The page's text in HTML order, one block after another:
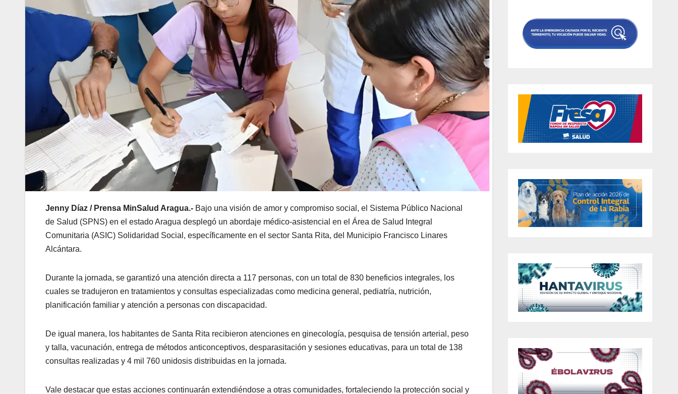
Jenny Díaz / Prensa MinSalud Aragua.- Bajo una visión de amor y compromiso social, el Sistema Público Nacional
de Salud (SPNS) en el estado Aragua desplegó un abordaje médico-asistencial en el Área de Salud Integral
Comunitaria (ASIC) Solidaridad Social, específicamente en el sector Santa Rita, del Municipio Francisco Linares
Alcántara.
Durante la jornada, se garantizó una atención directa a 117 personas, con un total de 830 beneficios integrales, los
cuales se tradujeron en tratamientos y consultas especializadas como medicina general, pediatría, nutrición,
planificación familiar y atención a personas con discapacidad.
De igual manera, los habitantes de Santa Rita recibieron atenciones en ginecología, pesquisa de tensión arterial, peso
y talla, vacunación, entrega de métodos anticonceptivos, desparasitación y sesiones educativas, para un total de 138
consultas realizadas y 4 mil 760 unidosis distribuidas en la jornada.
Vale destacar que estas acciones continuarán extendiéndose a otras comunidades, fortaleciendo la protección social y